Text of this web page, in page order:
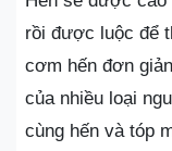
rồi được luộc để
cơm hến đơn
của nhiều loại
cùng hến và tóp